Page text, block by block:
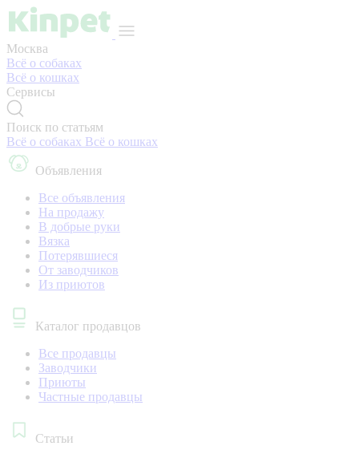
Москва
Всё о собаках
Всё о кошках
Сервисы
Поиск по статьям
Всё о собаках Всё о кошках
Объявления
Все объявления
На продажу
В добрые руки
Вязка
Потерявшиеся
От заводчиков
Из приютов
Каталог продавцов
Все продавцы
Заводчики
Приюты
Частные продавцы
Статьи